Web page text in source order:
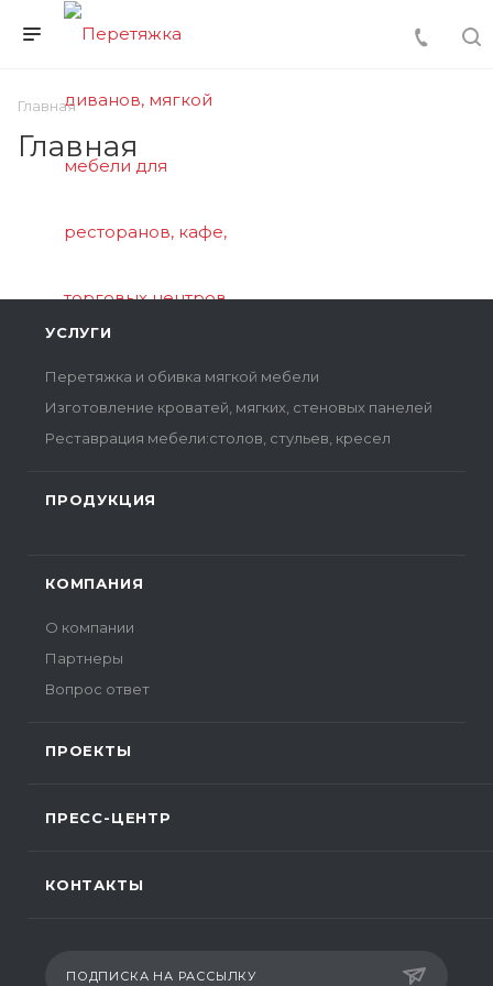
Главная
Главная
УСЛУГИ
Перетяжка и обивка мягкой мебели
Изготовление кроватей, мягких, стеновых панелей
Реставрация мебели:столов, стульев, кресел
ПРОДУКЦИЯ
КОМПАНИЯ
О компании
Партнеры
Вопрос ответ
ПРОЕКТЫ
ПРЕСС-ЦЕНТР
КОНТАКТЫ
ПОДПИСКА НА РАССЫЛКУ